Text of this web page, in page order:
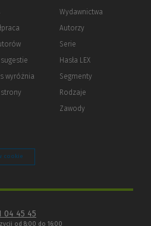
(Nowe
(Link
innej
wyróżnia
strony
Wydawnictwa
Autorzy
Serie
Hasła LEX
Segmenty
Rodzaje
Zawody
cookie
04 45 45
od 8:00 do 16:00